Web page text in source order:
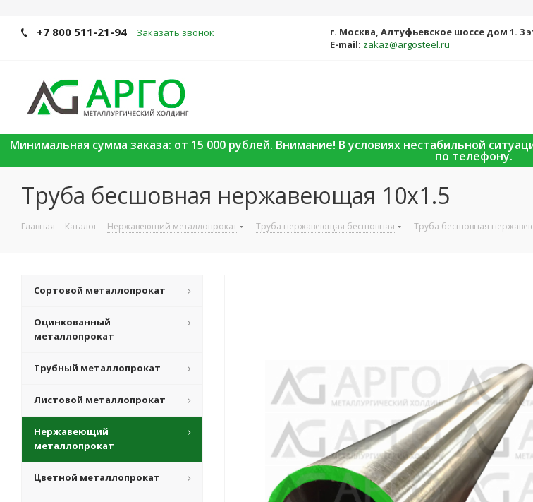
+7 800 511-21-94 Заказать звонок
г. Москва, Алтуфьевское шоссе дом 1. 3
E-mail: zakaz@argosteel.ru
Минимальная сумма заказа: от 15 000 рублей. Внимание! В условиях нестабильной
по телефону.
Труба бесшовная нержавеющая 10х1.5
Главная - Каталог - Нержавеющий металлопрокат - Труба нержавеющая бесшовная - Труба бесшовная
Сортовой металлопрокат
Оцинкованный
металлопрокат
Трубный металлопрокат
Листовой металлопрокат
Нержавеющий
металлопрокат
Цветной металлопрокат